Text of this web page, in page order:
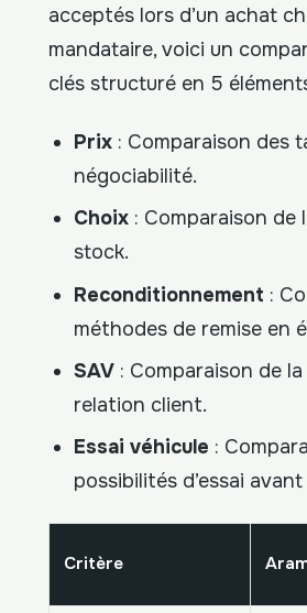
acceptés lors d’un achat
mandataire, voici un
clés structuré en 5
Prix : Comparaison des
négociabilité.
Choix : Comparaison de
stock.
Reconditionnement :
méthodes de remise en
SAV : Comparaison de
relation client.
Essai véhicule :
possibilités d’essai
Critère